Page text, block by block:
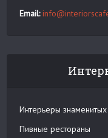
Email:
Интерьеры
Пивные рестораны